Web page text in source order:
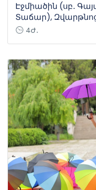
Էջմիածին (սբ․
Տաճար),
4Ժ․